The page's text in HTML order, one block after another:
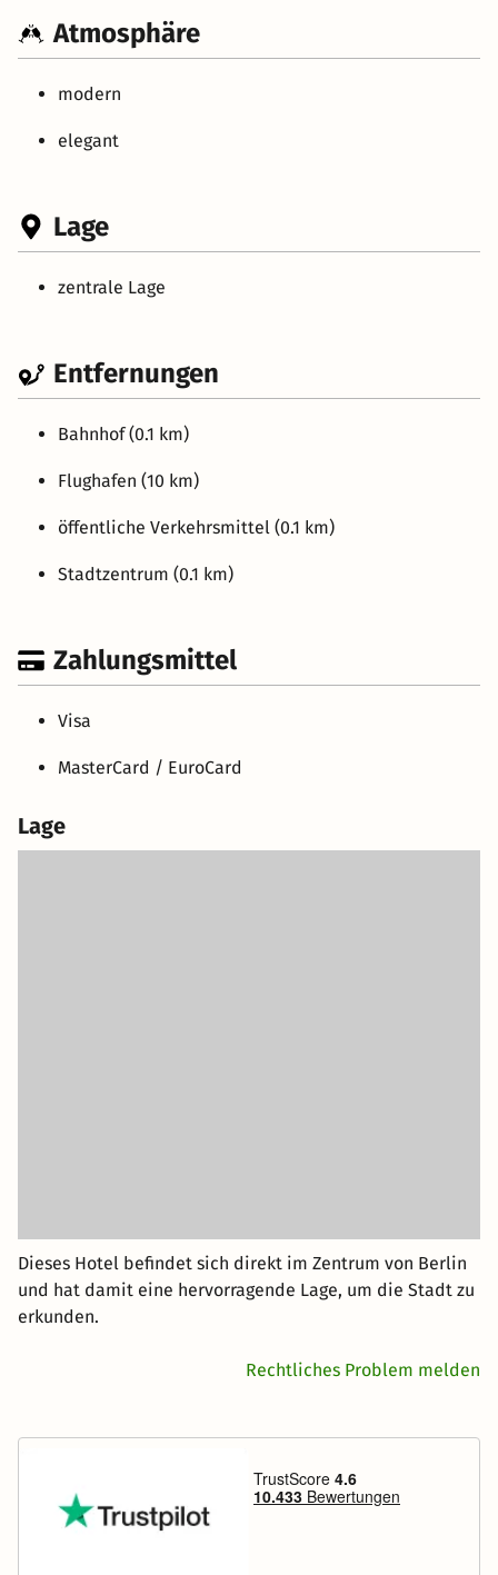
Atmosphäre
modern
elegant
Lage
zentrale Lage
Entfernungen
Bahnhof (0.1 km)
Flughafen (10 km)
öffentliche Verkehrsmittel (0.1 km)
Stadtzentrum (0.1 km)
Zahlungsmittel
Visa
MasterCard / EuroCard
Lage
Dieses Hotel befindet sich direkt im Zentrum von Berlin
und hat damit eine hervorragende Lage, um die Stadt zu
erkunden.
Rechtliches Problem melden